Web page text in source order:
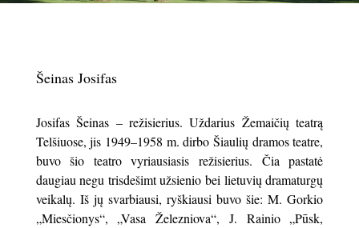
Šeinas Josifas
Josifas Šeinas – režisierius. Uždarius Žemaičių teatrą
Telšiuose, jis 1949–1958 m. dirbo Šiaulių dramos teatre,
buvo šio teatro vyriausiasis režisierius. Čia pastatė
daugiau negu trisdešimt užsienio bei lietuvių dramaturgų
veikalų. Iš jų svarbiausi, ryškiausi buvo šie: M. Gorkio
„Miesčionys“, „Vasa Železniova“, J. Rainio „Pūsk,